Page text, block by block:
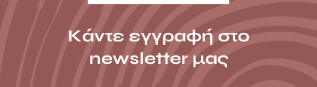
Κάντε εγγραφή στο
newsletter μας